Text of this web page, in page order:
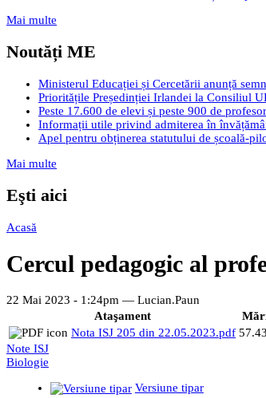
Mai multe
Noutăți ME
Ministerul Educației și Cercetării anunță
Prioritățile Președinției Irlandei la Consiliul
Peste 17.600 de elevi și peste 900 de
Informații utile privind admiterea în
Apel pentru obținerea statutului de școală-
Mai multe
Eşti aici
Acasă
Cercul pedagogic al
22 Mai 2023 - 1:24pm — Lucian.Paun
Ataşament
Nota ISJ 205 din 22.05.2023.pdf
Note ISJ
Biologie
Versiune tipar